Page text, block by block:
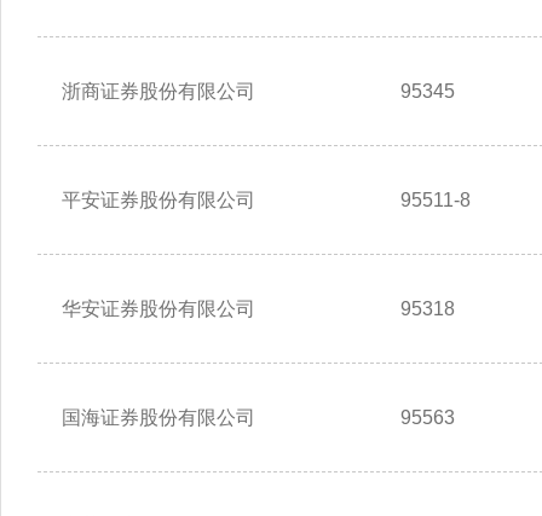
浙商证券股份有限公司 95345
平安证券股份有限公司 95511-8
华安证券股份有限公司 95318
国海证券股份有限公司 95563